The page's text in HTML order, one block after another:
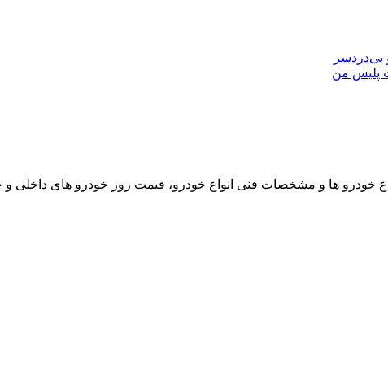
پلیس من
خودرو ها و مشخصات فنی انواع خودرو، قیمت روز خودرو های